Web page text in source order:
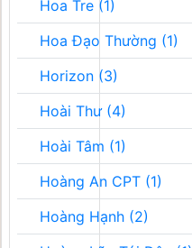
Hoa Tre (1)
Hoa Đạo Thường (1)
Horizon (3)
Hoài Thư (4)
Hoài Tâm (1)
Hoàng An CPT (1)
Hoàng Hạnh (2)